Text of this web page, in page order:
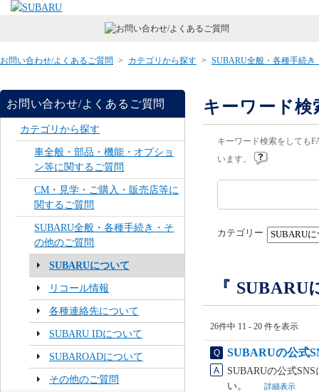
お問い合わせ/よくあるご質問 > カテゴリから探す > SUBARU全般・各種手続き
お問い合わせ/よくあるご質問
カテゴリから探す
車全般・部品・機能・オプショ
ン等に関するご質問
CM・見学・ご購入・販売店等に
関するご質問
SUBARU全般・各種手続き・そ
の他のご質問
SUBARUについて
リコール情報
各種連絡先について
SUBARU IDについて
SUBAROADについて
その他のご質問
キーワード検
キーワード検索をしても
います。
カテゴリー
『
26件中 11 - 20 件を表示
SUBARUの公式
SUBARUの公式
い。
詳細表示